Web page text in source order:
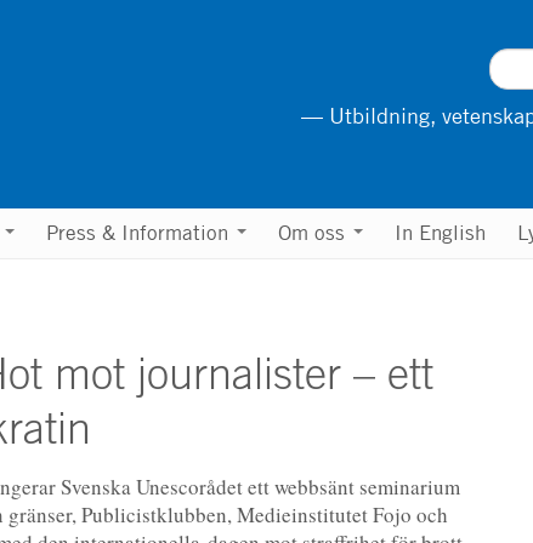
— Utbildning,
Press & Information Om oss In English
mot journalister – ett
Svenska Unescorådet ett webbsänt seminarium
gränser, Publicistklubben, Medieinstitutet Fojo och